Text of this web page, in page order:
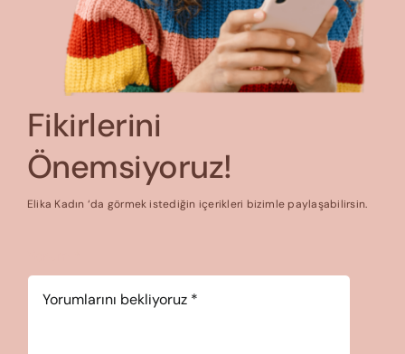
Fikirlerini
Önemsiyoruz!
Elika Kadın ‘da görmek istediğin içerikleri bizimle paylaşabilirsin.